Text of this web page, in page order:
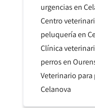
urgencias en
Centro
peluquería en
Clínica
perros en
Veterinario para
Celanova